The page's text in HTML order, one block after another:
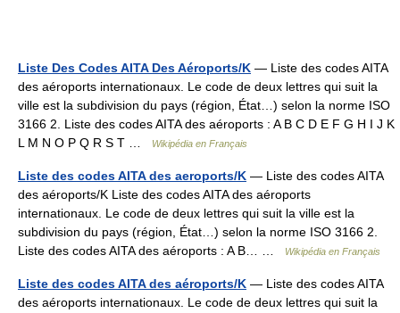
Liste Des Codes AITA Des Aéroports/K — Liste des codes AITA
des aéroports internationaux. Le code de deux lettres qui suit la
ville est la subdivision du pays (région, État…) selon la norme ISO
3166 2. Liste des codes AITA des aéroports : A B C D E F G H I J K
L M N O P Q R S T …
Wikipédia en Français
Liste des codes AITA des aeroports/K — Liste des codes AITA
des aéroports/K Liste des codes AITA des aéroports
internationaux. Le code de deux lettres qui suit la ville est la
subdivision du pays (région, État…) selon la norme ISO 3166 2.
Liste des codes AITA des aéroports : A B… …
Wikipédia en Français
Liste des codes AITA des aéroports/K — Liste des codes AITA
des aéroports internationaux. Le code de deux lettres qui suit la